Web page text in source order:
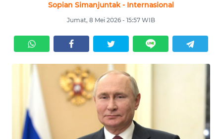
Sopian Simanjuntak - Internasional
Jumat, 8 Mei 2026 - 15:57 WIB
POLHUKAM
KRIMINAL
EKUIN
SAINS-TEKNO
KESEHATAN